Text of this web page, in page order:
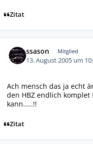
Zitat
ssason Mitglied
13. August 2005 um
Ach mensch das ja echt
den HBZ endlich
kann.....!!
Zitat